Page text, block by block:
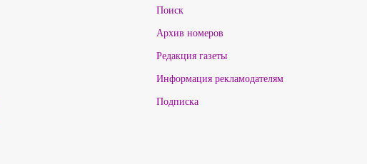
Поиск
Архив номеров
Редакция газеты
Информация рекламодателям
Подписка